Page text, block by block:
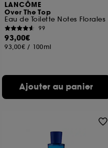
LANCÔME
Over The Top
Eau de Toilette Notes Florales
99
93,00€
93,00€ / 100ml
Ajouter au panier